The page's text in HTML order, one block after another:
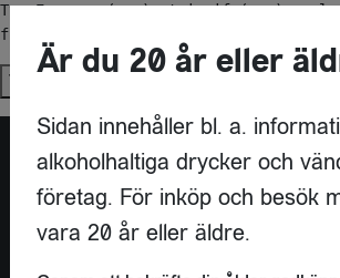
TypeError:
function
Try againÄr du 20 år eller
Sidan innehåller bl. a.
alkoholhaltiga drycker och
företag. För inköp och besök
vara 20 år eller äldre.